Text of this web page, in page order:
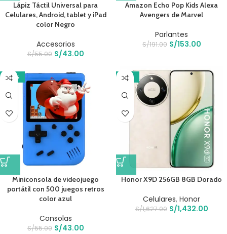
Lápiz Táctil Universal para
Celulares, Android, tablet y iPad
color Negro
Accesorios
S/55.00 S/43.00
Amazon Echo Pop Kids Alexa
Avengers de Marvel
Parlantes
S/191.00 S/153.00
-22%
Miniconsola de videojuego
portátil con 500 juegos retros
color azul
Consolas
S/55.00 S/43.00
-12%
Honor X9D 256GB 8GB Dorado
Celulares, Honor
S/1,627.00 S/1,432.00